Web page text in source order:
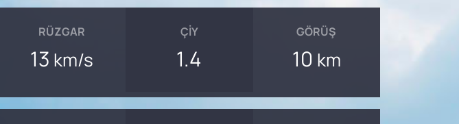
RÜZGAR
13 km/s
ÇIY
1.4
GÖRÜŞ
10 km